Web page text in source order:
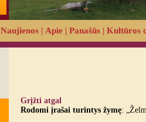
Naujienos | Apie | Panašūs | Kultūros
Grįžti atgal
Rodomi įrašai turintys žymę: